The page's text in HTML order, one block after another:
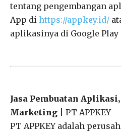
tentang pengembangan
App di https://appkey.id/
aplikasinya di Google Play
Jasa Pembuatan
Marketing | PT APPKEY
PT APPKEY adalah